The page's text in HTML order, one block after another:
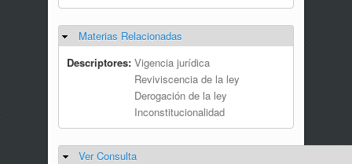
Ocultar
Materias Relacionadas
Descriptores: Vigencia jurídica
Reviviscencia de la ley
Derogación de la ley
Inconstitucionalidad
Ocultar
Ver Consulta